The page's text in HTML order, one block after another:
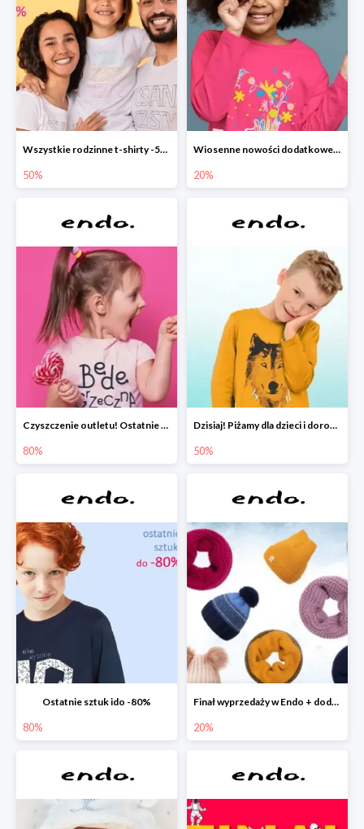
Wszystkie rodzinne t-shirty -50%
50%
Wiosenne nowości dodatkowe -20%
20%
Czyszczenie outletu! Ostatnie sztuki do -80%
80%
Dzisiaj! Piżamy dla dzieci i dorosłych -50%
50%
Ostatnie sztuk ido -80%
80%
Finał wyprzedaży w Endo + dodatkowe 2% rabatu
20%